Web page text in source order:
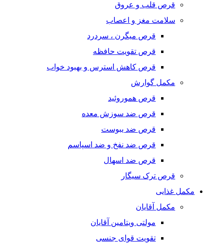
قرص قلب و عروق
سلامت مغز و اعصاب
قرص میگرن ، سردرد
قرص تقویت حافظه
قرص کاهش استرس و بهبود خواب
مکمل گوارش
قرص هموروئید
قرص ضد سوزش معده
قرص ضد یبوست
قرص ضد نفخ و ضد اسپاسم
قرص ضد اسهال
قرص ترک سیگار
مکمل غذایی
مکمل آقایان
مولتی ویتامین آقایان
تقویت قوای جنسی